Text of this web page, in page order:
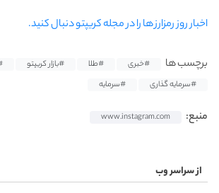
اخبار روز رمزارز ها را در مجله کریپتو دنبال کنید.
برچسب ها #خبری #طلا #بازار کریپتو
#سرمایه گذاری
#سرمایه
منبع: www.instagram.com
از سراسر وب